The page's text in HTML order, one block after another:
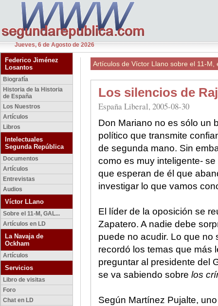
Jueves, 6 de Agosto de 2026
Federico Jiménez
Losantos
Biografía
Historia de la Historia
de España
Los Nuestros
Artículos
Libros
Intelectuales
Segunda República
Documentos
Artículos
Entrevistas
Audios
Víctor LLano
Sobre el 11-M, GAL...
Artículos en LD
La Navaja de
Ockham
Artículos
Servicios
Libro de visitas
Foro
Chat en LD
Artículos de Víctor Llano sobre el 11-M,
Los silencios de
España Liberal, 2005-08-30
Don Mariano no es sólo un
político que transmite
de segunda mano. Sin
como es muy inteligente-
que esperan de él que
investigar lo que vamos
El líder de la oposición se
Zapatero. A nadie debe
puede no acudir. Lo que
recordó los temas que más
preguntar al presidente del
se va sabiendo sobre los
Según Martínez Pujalte,